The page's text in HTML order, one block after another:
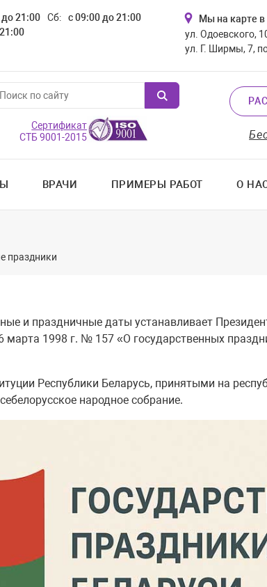
до 21:00 Сб:
с 09:00 до 21:00
Мы на карте
ул. Одоевского,
ул. Г. Ширмы, 7,
Сертификат
СТБ 9001-2015
ВРАЧИ ПРИМЕРЫ РАБОТ О
праздники
и праздничные даты устанавливает
марта 1998 г. № 157 «О государственных
Республики Беларусь, принятыми на
народное собрание.